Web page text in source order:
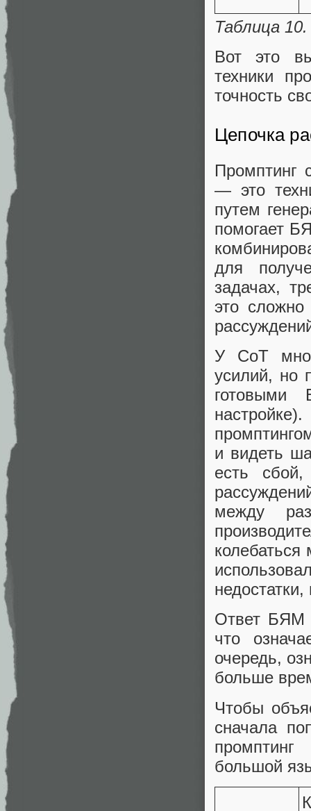
Таблица
Вот это
техники
точность
Цепочка
Промптинг
— это
путем
помогает
для
задачах,
это
У CoT
усилий, но
готовыми
и видеть
есть
между
Ответ БЯМ
что
очередь,
больше
Чтобы
сначала
большой